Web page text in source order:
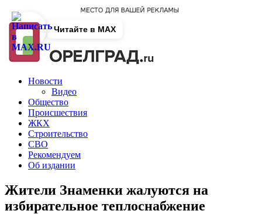
Новости
Видео
Общество
Происшествия
ЖКХ
Строительство
СВО
Рекомендуем
Об издании
Жители Знаменки жалуются на
избирательное теплоснабжение
Читайте в MAX